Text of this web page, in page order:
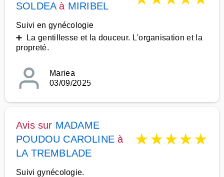
SOLDEAà MIRIBEL
Suivi en gynécologie
➕ La gentillesse et la douceur. L'organisation et la
propreté.
Mariea
03/09/2025
Avis sur MADAME
POUDOU CAROLINE à
LA TREMBLADE
★★★★★
Suivi gynécologie.